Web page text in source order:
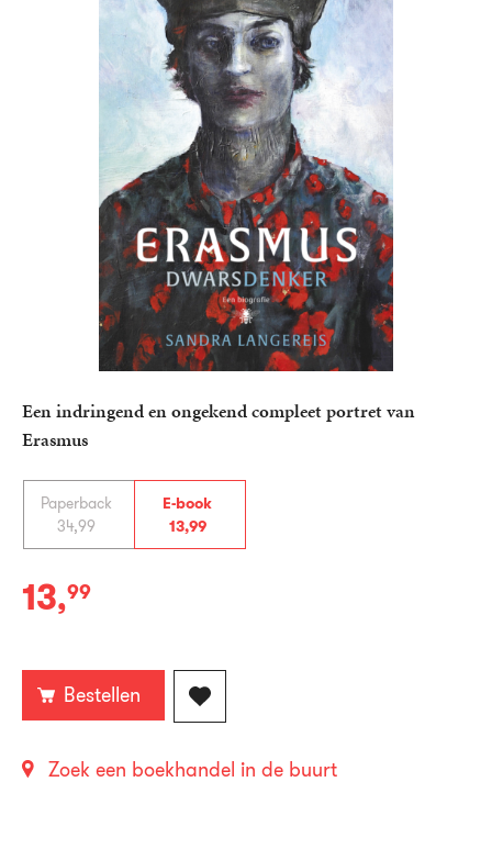
Een indringend en ongekend compleet portret van
Erasmus
Paperback
34,99
E-book
13,99
E-
13,99
Bestellen
Zoek een boekhandel in de buurt